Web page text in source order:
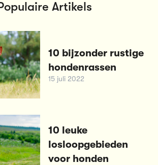
Artikels
10 bijzonder rustige
hondenrassen
15 juli 2022
10 leuke
losloopgebieden
voor honden